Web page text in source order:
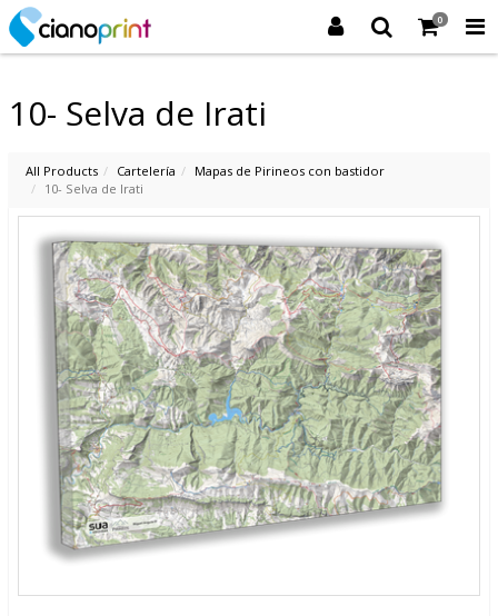
0
10- Selva de Irati
All Products Cartelería
Mapas de Pirineos con bastidor
10- Selva de Irati